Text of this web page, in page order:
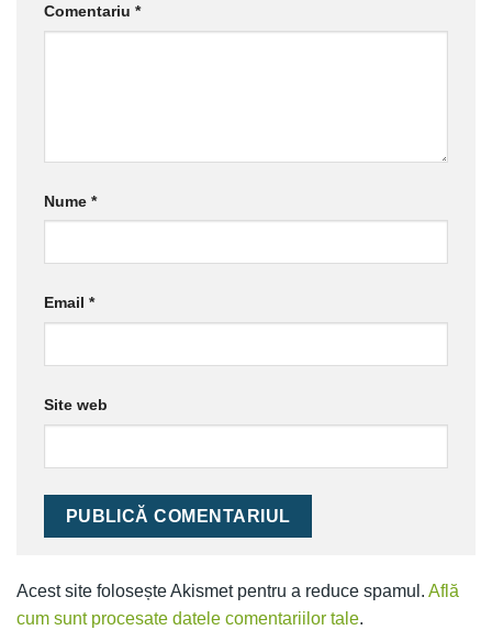
Comentariu *
Nume *
Email *
Site web
Acest site folosește Akismet pentru a reduce spamul. Află
cum sunt procesate datele comentariilor tale.